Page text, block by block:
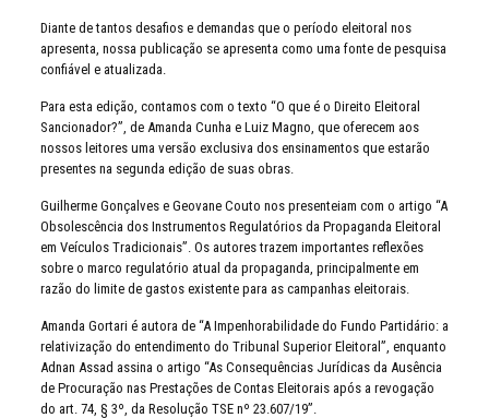
Diante de tantos desafios e demandas que o período eleitoral nos
apresenta, nossa publicação se apresenta como uma fonte de pesquisa
confiável e atualizada.
Para esta edição, contamos com o texto “O que é o Direito Eleitoral
Sancionador?”, de Amanda Cunha e Luiz Magno, que oferecem aos
nossos leitores uma versão exclusiva dos ensinamentos que estarão
presentes na segunda edição de suas obras.
Guilherme Gonçalves e Geovane Couto nos presenteiam com o artigo “A
Obsolescência dos Instrumentos Regulatórios da Propaganda Eleitoral
em Veículos Tradicionais”. Os autores trazem importantes reflexões
sobre o marco regulatório atual da propaganda, principalmente em
razão do limite de gastos existente para as campanhas eleitorais.
Amanda Gortari é autora de “A Impenhorabilidade do Fundo Partidário: a
relativização do entendimento do Tribunal Superior Eleitoral”, enquanto
Adnan Assad assina o artigo “As Consequências Jurídicas da Ausência
de Procuração nas Prestações de Contas Eleitorais após a revogação
do art. 74, § 3º, da Resolução TSE nº 23.607/19”.